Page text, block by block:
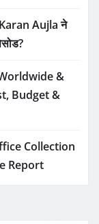
Aujla ने
&
Budget &
Collection
Report